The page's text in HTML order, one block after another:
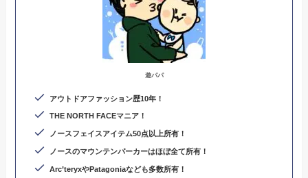
遊パパ
アウトドアファッション歴10年！
THE NORTH FACEマニア！
ノースフェイスアイテム50点以上所有！
ノースのマウンテンパーカーはほぼ全て所有！
Arc’teryxやPatagoniaなども多数所有 ！